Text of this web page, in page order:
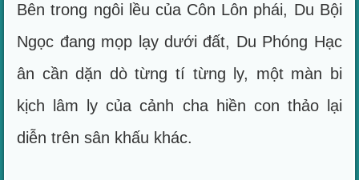
Bên trong ngôi lều của Côn Lôn phái, Du Bội
Ngọc đang mọp lạy dưới đất, Du Phóng Hạc
ân cần dặn dò từng tí từng ly, một màn bi
kịch lâm ly của cảnh cha hiền con thảo lại
diễn trên sân khấu khác.